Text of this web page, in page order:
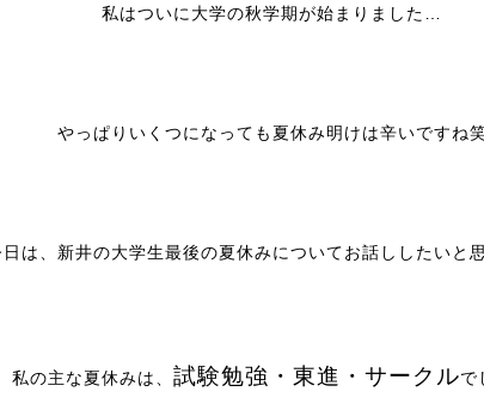
私はついに大学の秋学期が始まりました…
やっぱりいくつになっても夏休み明けは辛いですね
は、新井の大学生最後の夏休みについてお話ししたいと
私の主な夏休みは、 試験勉強・東進・サークルで